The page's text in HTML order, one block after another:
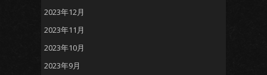
2023年12月
2023年11月
2023年10月
2023年9月